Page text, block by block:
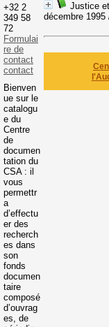
Justice
décembre 1995
+32 2
349 58
72
Formulai
re de
contact
contact
Bienven
ue sur le
catalogu
e du
Centre
de
documen
tation du
CSA : il
vous
permettr
a
d’effectu
er des
recherch
es dans
son
fonds
documen
taire
composé
d’ouvrag
es, de